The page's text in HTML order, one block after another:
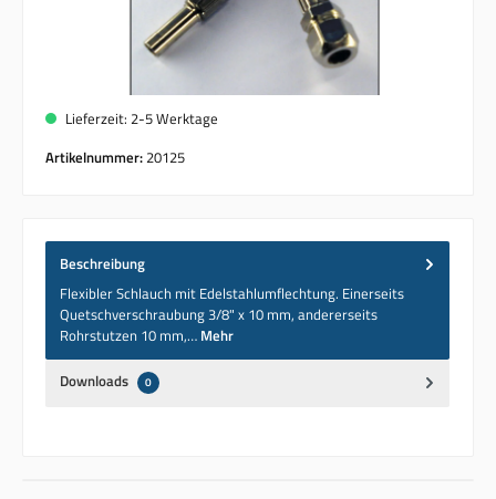
Lieferzeit: 2-5 Werktage
Artikelnummer:20125
Beschreibung
Flexibler Schlauch mit Edelstahlumflechtung. Einerseits
Quetschverschraubung 3/8" x 10 mm, andererseits
Rohrstutzen 10 mm,… Mehr
Downloads 0